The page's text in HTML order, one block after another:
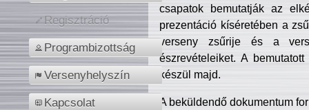
Regisztráció
Programbizottság
Versenyhelyszín
Kapcsolat
csapatok bemutatják az
prezentáció kíséretében a
verseny zsűrije és a
észrevételeiket. A
készül majd.
A beküldendő dokumentum